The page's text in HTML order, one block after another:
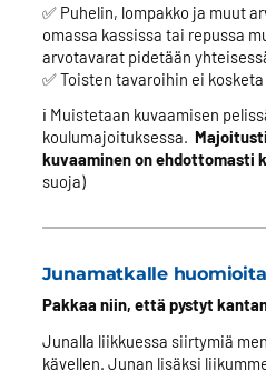
✅ Puhelin, lompakko ja muut
omassa kassissa tai repussa
arvotavarat pidetään
✅ Toisten tavaroihin ei
ℹ️ Muistetaan kuvaamisen
koulumajoituksessa.
kuvaaminen on ehdottomasti
suoja)
Junamatkalle
Pakkaa niin, että pystyt
Junalla liikkuessa siirtymiä
kävellen. Junan lisäksi